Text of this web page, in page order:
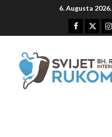
6. Augusta 2026.